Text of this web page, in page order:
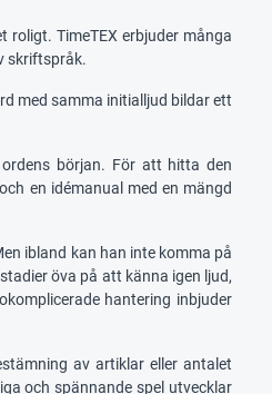
roligt. TimeTEX erbjuder många
skriftspråk.
med samma initialljud bildar ett
början. För att hitta den
en idémanual med en mängd
ibland kan han inte komma på
öva på att känna igen ljud,
hantering inbjuder
av artiklar eller antalet
och spännande spel utvecklar